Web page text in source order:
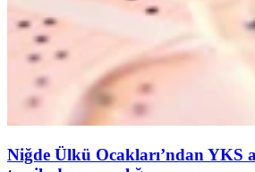
Niğde Ülkü Ocakları’ndan YKS